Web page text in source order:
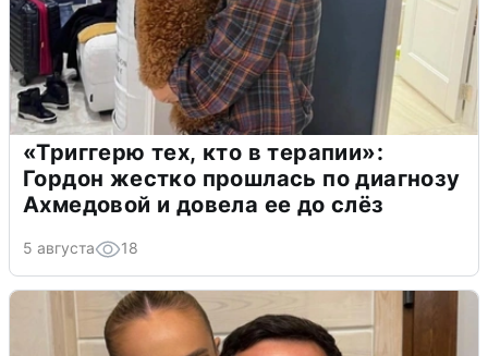
«Триггерю тех, кто в терапии»:
Гордон жестко прошлась по диагнозу
Ахмедовой и довела ее до слёз
5 августа 18